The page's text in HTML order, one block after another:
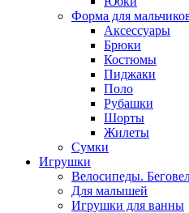
Форма для
Аксессуары
Брюки
Костюмы
Пиджаки
Поло
Рубашки
Шорты
Жилеты
Сумки
Игрушки
Велосипеды.
Для малышей
Игрушки для ванны